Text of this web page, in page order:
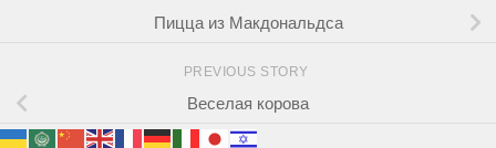
Пицца из Макдональдса
PREVIOUS STORY
Веселая корова